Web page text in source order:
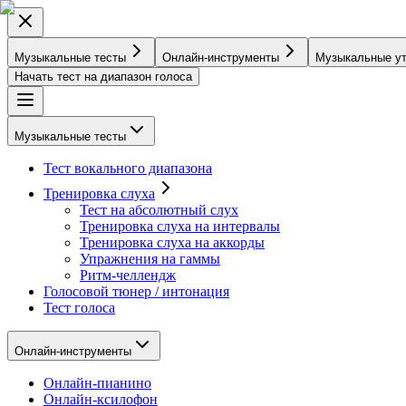
Музыкальные тесты Онлайн-инструменты Музыкальные
Начать тест на диапазон голоса
Музыкальные тесты
Тест вокального диапазона
Тренировка слуха
Тест на абсолютный слух
Тренировка слуха на интервалы
Тренировка слуха на аккорды
Упражнения на гаммы
Ритм-челлендж
Голосовой тюнер / интонация
Тест голоса
Онлайн-инструменты
Онлайн-пианино
Онлайн-ксилофон